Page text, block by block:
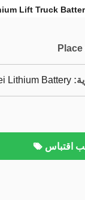
Lift Truck
Lithium Battery
اقتباس